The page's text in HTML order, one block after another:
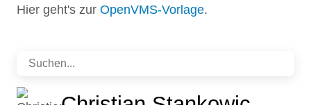
Hier geht's zur OpenVMS-Vorlage.